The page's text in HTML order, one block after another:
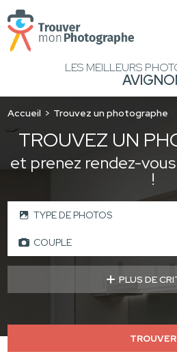
LES MEILLEURS
Accueil Trouvez un photographe
TROUVEZ UN
et prenez rendez-
!
PLUS DE
TROUVER